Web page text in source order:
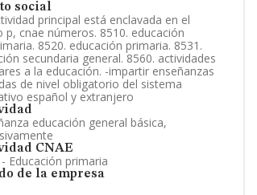
social
principal está enclavada en el
p, cnae números. 8510. educación
8520. educación primaria. 8531.
secundaria general. 8560. actividades
a la educación. -impartir enseñanzas
de nivel obligatorio del sistema
español y extranjero
educación general básica,
CNAE
Educación primaria
de la empresa